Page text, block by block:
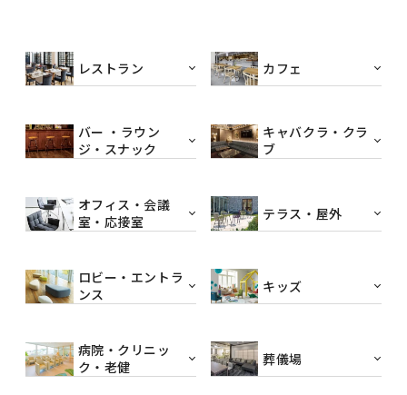
レストラン カフェ
バー ・ラウン
ジ・スナック
キャバクラ・クラ
ブ
オフィス・会議
室・応接室
テラス・屋外
ロビー・エントラ
ンス
キッズ
病院・クリニッ
ク・老健
葬儀場